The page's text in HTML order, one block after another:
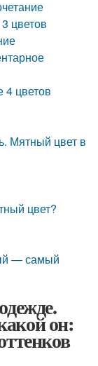
цветов
цветов
Мятный цвет в
цвет?
— самый
он: